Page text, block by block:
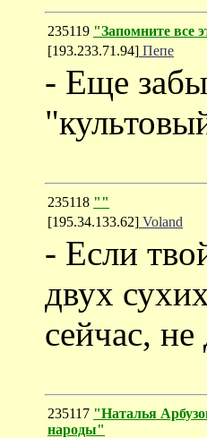
235119 "Запомните все
[193.233.71.94] Пепе
- Еще
235118 ""
[195.34.133.62] Voland
- Если
двух
сейчас,
235117 "Наталья
народы"